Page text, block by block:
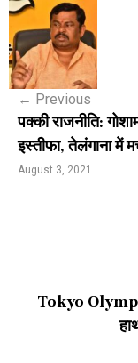
P
o
s
n
a
← Previous
पक्की राजनीति:
इस्तीफा, तेलंगाना में
August 3, 2021
Tokyo